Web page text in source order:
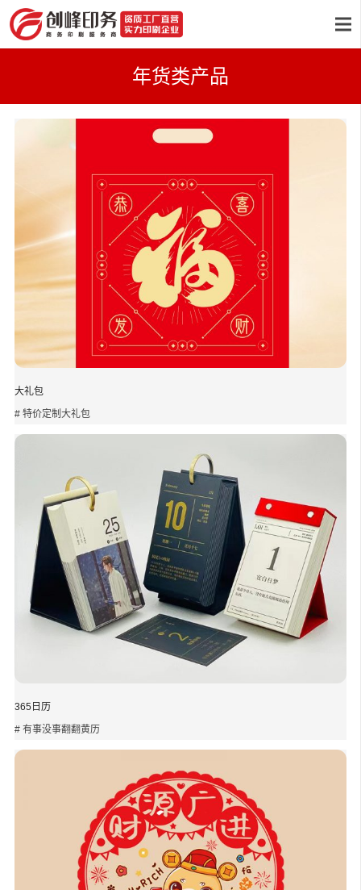
年货类产品
大礼包
# 特价定制大礼包
365日历
# 有事没事翻翻黄历